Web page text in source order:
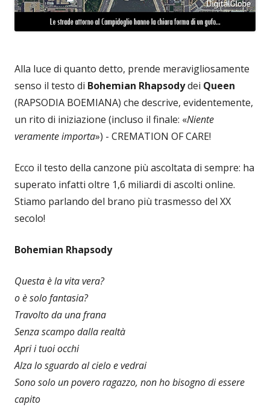
Alla luce di quanto detto, prende meravigliosamente
senso il testo di Bohemian Rhapsodydei Queen
(RAPSODIA BOEMIANA) che descrive, evidentemente,
un rito di iniziazione (incluso il finale: «Niente
veramente importa») - CREMATION OF CARE!
Ecco il testo della canzone più ascoltata di sempre: ha
superato infatti oltre 1,6 miliardi di ascolti online.
Stiamo parlando del brano più trasmesso del XX
secolo!
Bohemian Rhapsody
Questa è la vita vera?
o è solo fantasia?
Travolto da una frana
Senza scampo dalla realtà
Apri i tuoi occhi
Alza lo sguardo al cielo e vedrai
Sono solo un povero ragazzo, non ho bisogno di essere
capito